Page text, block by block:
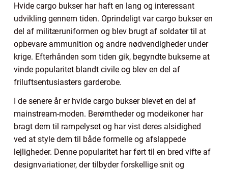
Hvide cargo bukser har haft en lang og interessant
udvikling gennem tiden. Oprindeligt var cargo bukser en
del af militæruniformen og blev brugt af soldater til at
opbevare ammunition og andre nødvendigheder under
krige. Efterhånden som tiden gik, begyndte bukserne at
vinde popularitet blandt civile og blev en del af
friluftsentusiasters garderobe.
I de senere år er hvide cargo bukser blevet en del af
mainstream-moden. Berømtheder og modeikoner har
bragt dem til rampelyset og har vist deres alsidighed
ved at style dem til både formelle og afslappede
lejligheder. Denne popularitet har ført til en bred vifte af
designvariationer, der tilbyder forskellige snit og